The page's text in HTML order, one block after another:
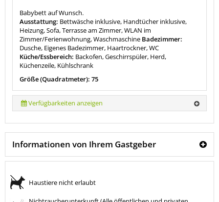
Babybett auf Wunsch.
Ausstattung: Bettwäsche inklusive, Handtücher inklusive,
Heizung, Sofa, Terrasse am Zimmer, WLAN im
Zimmer/Ferienwohnung, Waschmaschine Badezimmer:
Dusche, Eigenes Badezimmer, Haartrockner, WC
Küche/Essbereich: Backofen, Geschirrspüler, Herd,
Küchenzeile, Kühlschrank
Größe (Quadratmeter): 75
Verfügbarkeiten anzeigen
Informationen von Ihrem Gastgeber
Haustiere nicht erlaubt